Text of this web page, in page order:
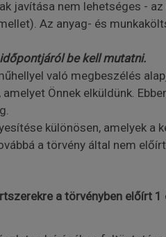
javítása nem lehetséges - az
Az anyag- és
be kell mutatni.
való megbeszélés
Önnek elküldünk.
különösen, amelyek a
a törvény által nem előírt
a törvényben előírt 1